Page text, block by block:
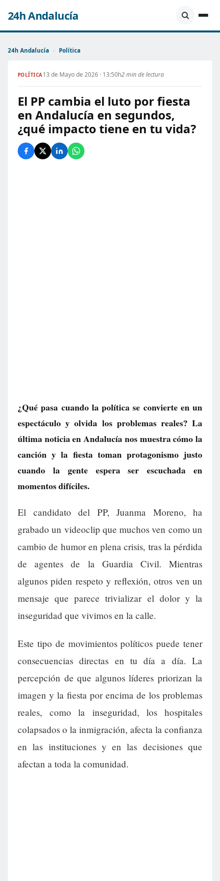
24h Andalucía
24h Andalucía › Política
POLÍTICA13 de Mayo de 2026 · 13:50h2 min de lectura
El PP cambia el luto por fiesta
en Andalucía en segundos,
¿qué impacto tiene en tu vida?
¿Qué pasa cuando la política se convierte en un
espectáculo y olvida los problemas reales? La
última noticia en Andalucía nos muestra cómo la
canción y la fiesta toman protagonismo justo
cuando la gente espera ser escuchada en
momentos difíciles.
El candidato del PP, Juanma Moreno, ha
grabado un videoclip que muchos ven como un
cambio de humor en plena crisis, tras la pérdida
de agentes de la Guardia Civil. Mientras
algunos piden respeto y reflexión, otros ven un
mensaje que parece trivializar el dolor y la
inseguridad que vivimos en la calle.
Este tipo de movimientos políticos puede tener
consecuencias directas en tu día a día. La
percepción de que algunos líderes priorizan la
imagen y la fiesta por encima de los problemas
reales, como la inseguridad, los hospitales
colapsados o la inmigración, afecta la confianza
en las instituciones y en las decisiones que
afectan a toda la comunidad.